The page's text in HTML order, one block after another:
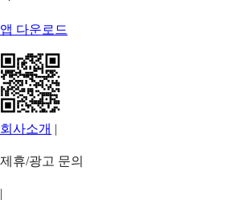
앱 다운로드
회사소개 |
제휴/광고 문의
|